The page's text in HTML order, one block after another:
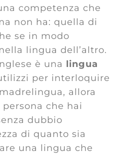
competenza che
non ha: quella di
se in modo
lingua dell’altro.
è una lingua
per interloquire
allora
che hai
dubbio
di quanto sia
una lingua che